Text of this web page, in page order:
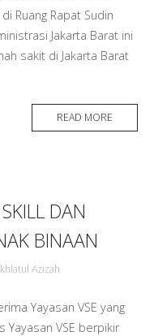
Ruang Rapat Sudin
Jakarta Barat ini
sakit di Jakarta Barat
READ MORE
DAN
BINAAN
Azizah
Yayasan VSE yang
VSE berpikir